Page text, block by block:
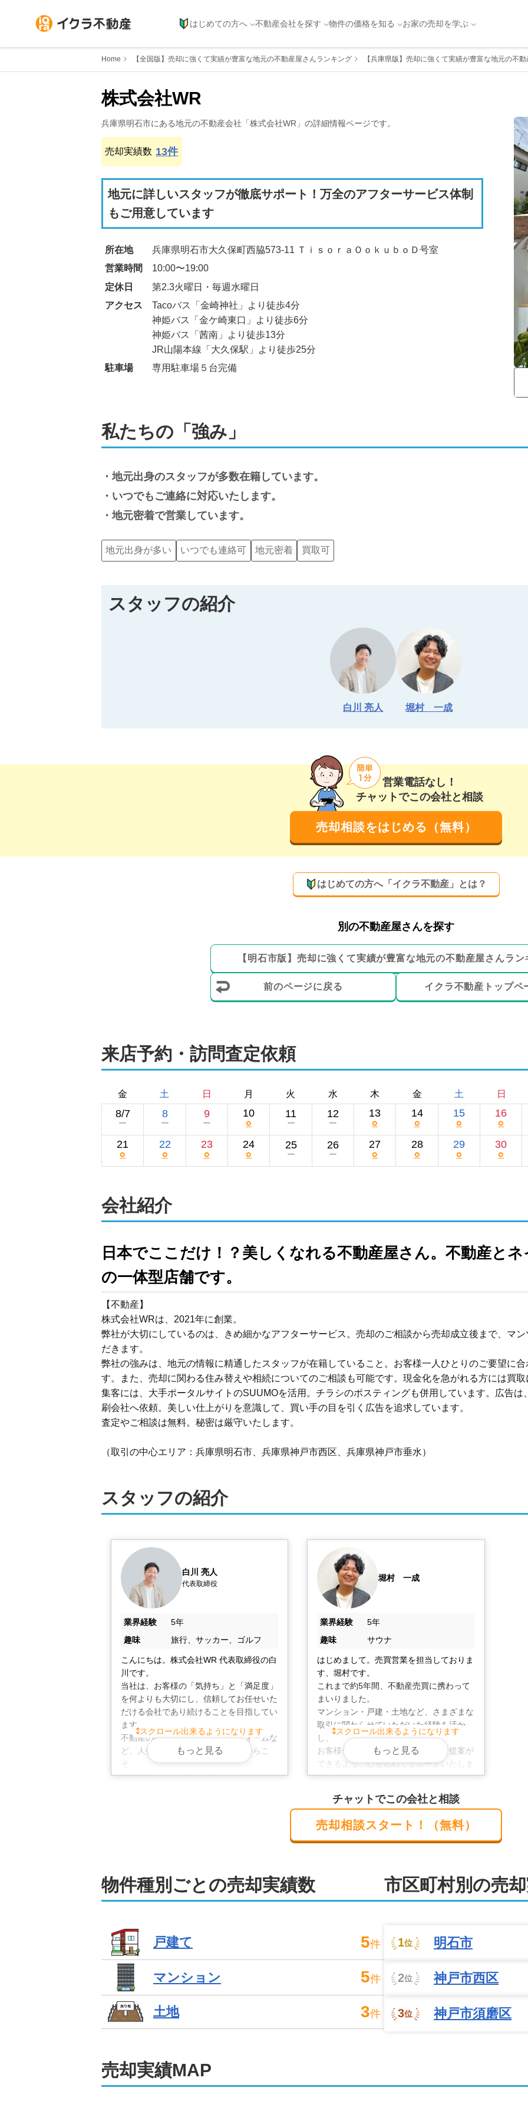
はじめての方へ 不動産会社を探す 物件の価格を知る お家の売却を学ぶ
Home 【全国版】売却に強くて実績が豊富な地元の不動産屋さんランキング 【兵庫県版】売却に強くて実績が豊富な地元の不
株式会社WR
兵庫県明石市にある地元の不動産会社「 株式会社WR 」の詳細情報ページです。
売却実績数 13件
地元に詳しいスタッフが徹底サポート！万全のアフターサービス体制
もご用意しています
所在地
兵庫県明石市大久保町西脇573-11 ＴｉｓｏｒａＯｏｋｕｂｏＤ号室
営業時間
10:00〜19:00
定休日
第2.3火曜日・毎週水曜日
アクセス
Tacoバス「金崎神社」より徒歩4分
神姫バス「金ケ崎東口」より徒歩6分
神姫バス「茜南」より徒歩13分
JR山陽本線「大久保駅」より徒歩25分
駐車場
専用駐車場５台完備
私たちの「強み」
地元出身のスタッフが多数在籍しています。
いつでもご連絡に対応いたします。
地元密着で営業しています。
地元出身が多い いつでも連絡可 地元密着 買取可
スタッフの紹介
白川 亮人 堀村　一成
営業電話なし！
チャットでこの会社と相談
売却相談をはじめる（無料）
はじめての方へ「イクラ不動産」とは？
別の不動産屋さんを探す
【 明石市版】 売却に強くて実績が豊富な地元の不動産屋さんラン
前のページに戻る イクラ不動産トップペ
来店予約・訪問査定依頼
金 土 日 月 火 水 木 金 土 日
8/7
ー
8
ー
9
ー
10
○
11
ー
12
ー
13
○
14
○
15
○
16
○
21
○
22
○
23
○
24
○
25
ー
26
ー
27
○
28
○
29
○
30
○
会社紹介
日本でここだけ！？美しくなれる不動産屋さん。不動産と
の一体型店舗です。
【不動産】
株式会社WRは、2021年に創業。
弊社が大切にしているのは、きめ細かなアフターサービス。売却のご相談から売却成立後まで、マ
だきます。
弊社の強みは、地元の情報に精通したスタッフが在籍していること。お客様一人ひとりのご要望に
す。また、売却に関わる住み替えや相続についてのご相談も可能です。現金化を急がれる方には買取
集客には、大手ポータルサイトのSUUMOを活用。チラシのポスティングも併用しています。広告
刷会社へ依頼。美しい仕上がりを意識して、買い手の目を引く広告を追求しています。
査定やご相談は無料。秘密は厳守いたします。
（取引の中心エリア：兵庫県明石市、兵庫県神戸市西区、兵庫県神戸市垂水）
スタッフの紹介
白川 亮人
代表取締役
業界経験
5年
趣味
旅行、サッカー、ゴルフ
こんにちは。株式会社WR 代表取締役の白
川です。
当社は、お客様の「気持ち」と「満足度」
を何よりも大切にし、信頼してお任せいた
だける会社であり続けることを目指してい
ます。
不動産の購入や売却、賃貸、リフォームな
ど、人生の節目に関わるご相談だからこ
そ、
お一人おひとりの声に真摯に耳を傾け、最
スクロール出来るようになります
もっと見る
堀村　一成
業界経験
5年
趣味
サウナ
はじめまして。売買営業を担当しておりま
す、堀村です。
これまで約5年間、不動産売買に携わって
まいりました。
マンション・戸建・土地など、さまざまな
取引に関わらせていただいた経験を活か
し、
お客様一人ひとりに合った最適なご提案が
できるよう、心を込めてサポートいたしま
す。
にお問い合わせください！
スクロール出来るようになります
もっと見る
チャットでこの会社と相談
売却相談スタート！（無料）
物件種別ごとの売却実績数
戸建て 5件
マンション 5件
土地 3件
市区町村別の売
1位 明石市
2位 神戸市西区
3位 神戸市須磨区
売却実績MAP